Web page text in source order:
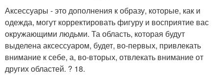
Аксессуары - это дополнения к образу, которые, как и
одежда, могут корректировать фигуру и восприятие вас
окружающими людьми. Та область, которая будут
выделена аксессуаром, будет, во-первых, привлекать
внимание к себе, а, во-вторых, отвлекать внимание от
других областей. ? 18.